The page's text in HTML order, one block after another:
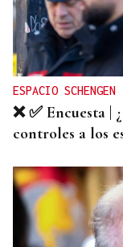
ESPACIO SCHENGEN
❌ ✅ Encuesta |
controles a los